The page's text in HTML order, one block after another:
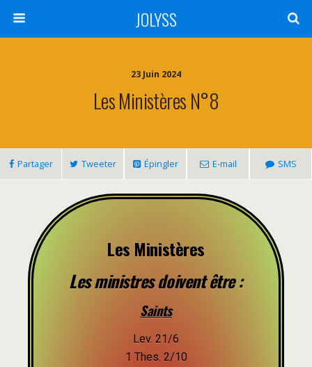
JOLYSS
23 Juin 2024
Les Ministères N°8
Partager Tweeter Épingler E-mail SMS
Les Ministères
Les ministres doivent être :
Saints
Lev. 21/6
1 Thes. 2/10